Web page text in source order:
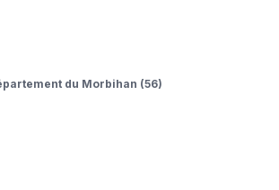
du Morbihan (56)